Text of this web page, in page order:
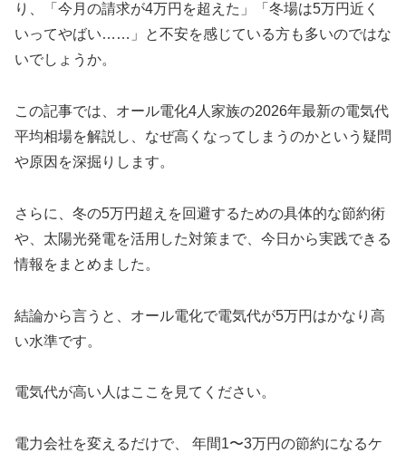
り、「今月の請求が4万円を超えた」「冬場は5万円近く
いってやばい……」と不安を感じている方も多いのではな
いでしょうか。
この記事では、オール電化4人家族の2026年最新の電気代
平均相場を解説し、なぜ高くなってしまうのかという疑問
や原因を深掘りします。
さらに、冬の5万円超えを回避するための具体的な節約術
や、太陽光発電を活用した対策まで、今日から実践できる
情報をまとめました。
結論から言うと、オール電化で電気代が5万円はかなり高
い水準です。
電気代が高い人はここを見てください。
電力会社を変えるだけで、 年間1〜3万円の節約になるケ